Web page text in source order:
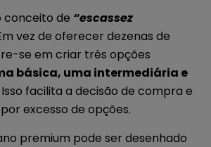
conceito de “escassez
vez de oferecer dezenas de
se em criar três opções
básica, uma intermediária e
Isso facilita a decisão de compra e
excesso de opções.
premium pode ser desenhado